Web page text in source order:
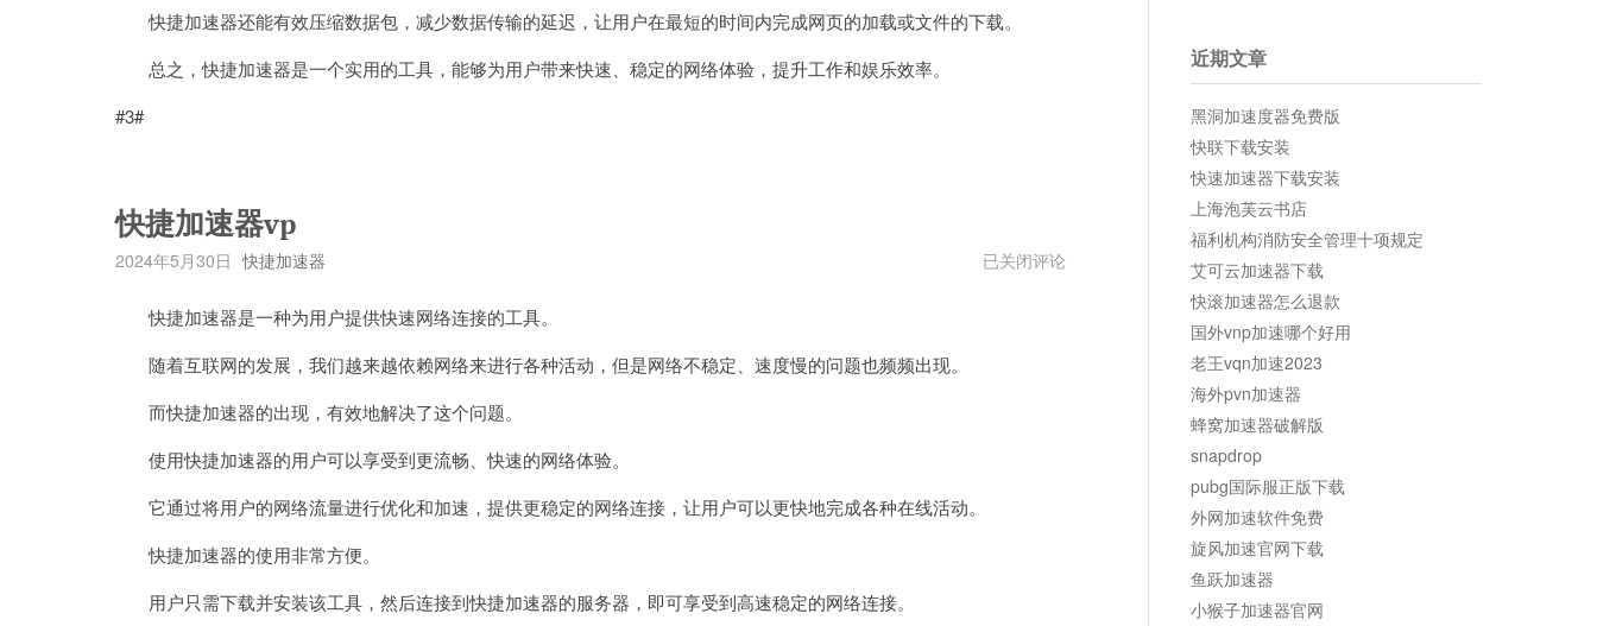
快捷加速器还能有效压缩数据包，减少数据传输的延迟，让用户在最短的时间内完成网页的加载或文件的下载。
总之，快捷加速器是一个实用的工具，能够为用户带来快速、稳定的网络体验，提升工作和娱乐效率。
#3#
快捷加速器vp
2024年5月30日 快捷加速器
快
捷
已关闭评论
快捷加速器是一种为用户提供快速网络连接的工具。
随着互联网的发展，我们越来越依赖网络来进行各种活动，但是网络不稳定、速度慢的问题也频频出现。
而快捷加速器的出现，有效地解决了这个问题。
使用快捷加速器的用户可以享受到更流畅、快速的网络体验。
它通过将用户的网络流量进行优化和加速，提供更稳定的网络连接，让用户可以更快地完成各种在线活动。
快捷加速器的使用非常方便。
用户只需下载并安装该工具，然后连接到快捷加速器的服务器，即可享受到高速稳定的网络连接。
近期文章
黑洞加速度器免费版
快联下载安装
快速加速器下载安装
上海泡芙云书店
福利机构消防安全管理十项规定
艾可云加速器下载
快滚加速器怎么退款
国外vnp加速哪个好用
老王vqn加速2023
海外pvn加速器
蜂窝加速器破解版
snapdrop
pubg国际服正版下载
外网加速软件免费
旋风加速官网下载
鱼跃加速器
小猴子加速器官网